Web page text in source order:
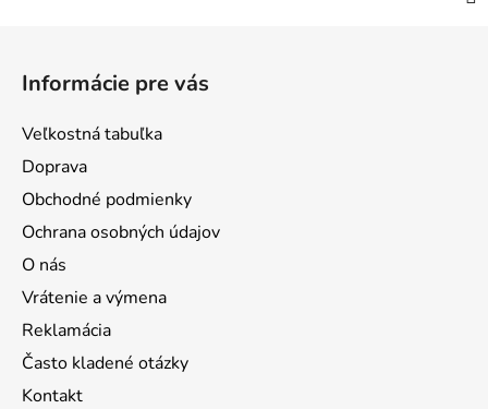
Informácie pre vás
Veľkostná tabuľka
Doprava
Obchodné podmienky
Ochrana osobných údajov
O nás
Vrátenie a výmena
Reklamácia
Často kladené otázky
Kontakt